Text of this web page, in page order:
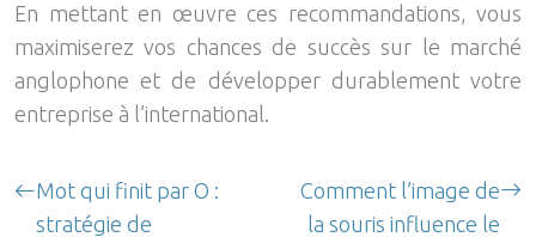
En mettant en œuvre ces recommandations, vous
maximiserez vos chances de succès sur le marché
anglophone et de développer durablement votre
entreprise à l’international.
Mot qui finit par O :
stratégie de
Comment l’image de
la souris influence le